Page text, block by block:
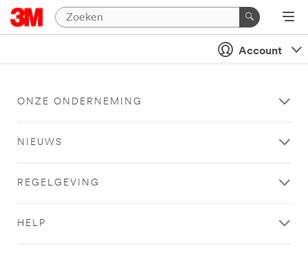
Account
ONZE ONDERNEMING
NIEUWS
REGELGEVING
HELP